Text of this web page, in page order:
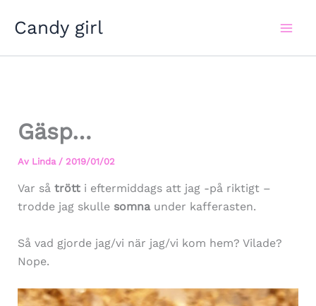
Candy girl
Gäsp…
Av Linda / 2019/01/02
Var så trötti eftermiddags att jag -på riktigt –
trodde jag skulle somnaunder kafferasten.
Så vad gjorde jag/vi när jag/vi kom hem? Vilade?
Nope.